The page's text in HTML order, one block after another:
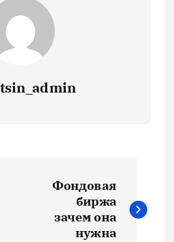
Фондовая
биржа
зачем она
нужна